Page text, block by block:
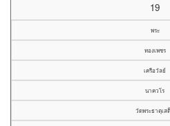
19
พระ
ทองเพชร
เครือวัลย์
นาควโร
วัดพระธาตุเส